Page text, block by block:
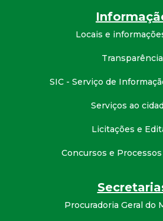
Locais e
Transparência
SIC - Serviço de
Serviços ao
Licitações e
Concursos e
Procuradoria Geral do